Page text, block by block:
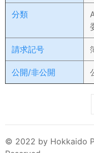
分類
請求記号
公開/非公開
© 2022 by Hokkaido